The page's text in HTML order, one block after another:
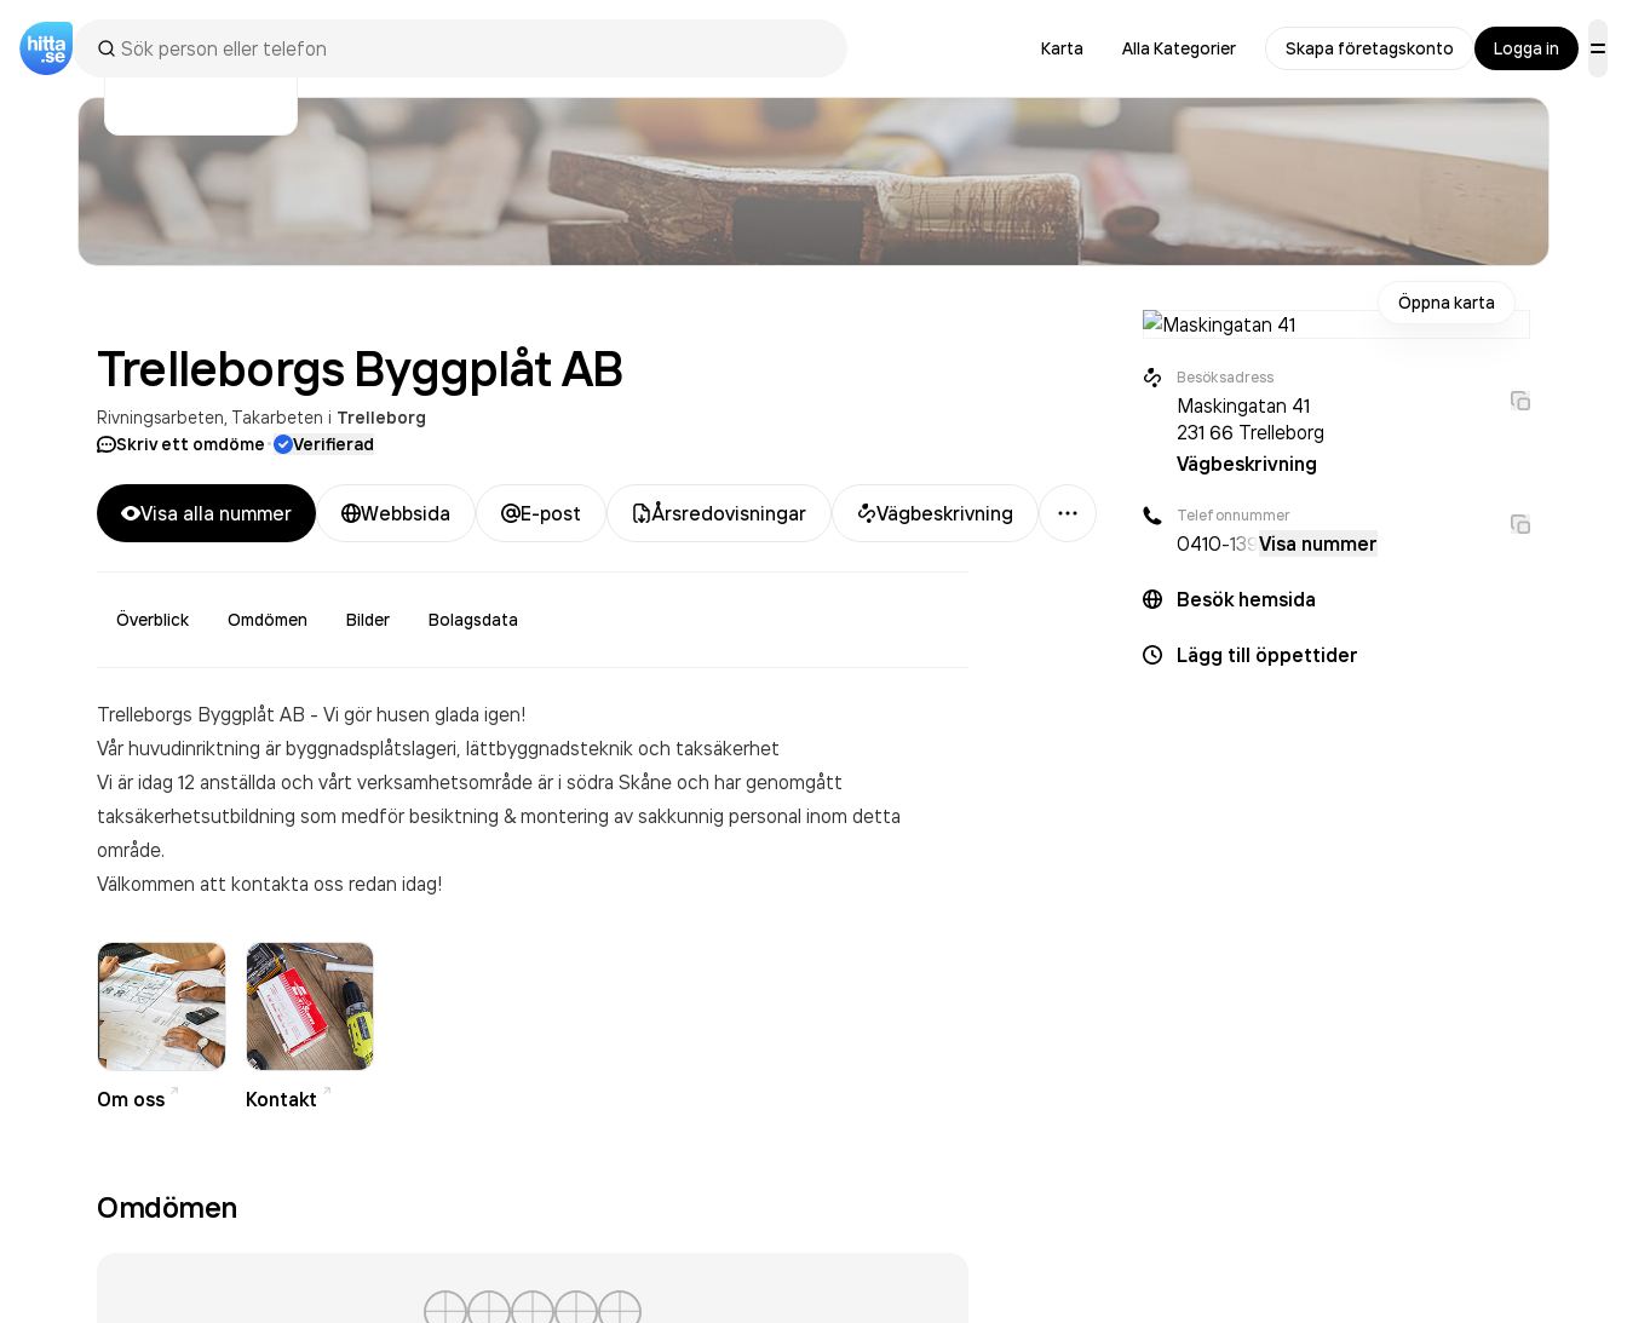
Karta Alla Kategorier Skapa företagskonto Logga in
Trelleborgs ByggplåtAB
Rivningsarbeten Takarbeten i Trelleborg
Skriv ett omdöme· Verifierad
Visa alla nummer Webbsida E-post Årsredovisningar Vägbeskrivning
Mer
Överblick Omdömen Bilder Bolagsdata
Trelleborgs Byggplåt AB - Vi gör husen glada igen!
Vår huvudinriktning är byggnadsplåtslageri, lättbyggnadsteknik och taksäkerhet
Vi är idag 12 anställda och vårt verksamhetsområde är i södra Skåne och har genomgått
taksäkerhetsutbildning som medför besiktning & montering av sakkunnig personal inom detta
område.
Välkommen att kontakta oss redan idag!
Om oss Kontakt
Omdömen
Öppna karta
Besöksadress
Maskingatan 41
231 66 Trelleborg
Vägbeskrivning
Telefonnummer
0410-139Visa nummer
Besök hemsida
Lägg till öppettider